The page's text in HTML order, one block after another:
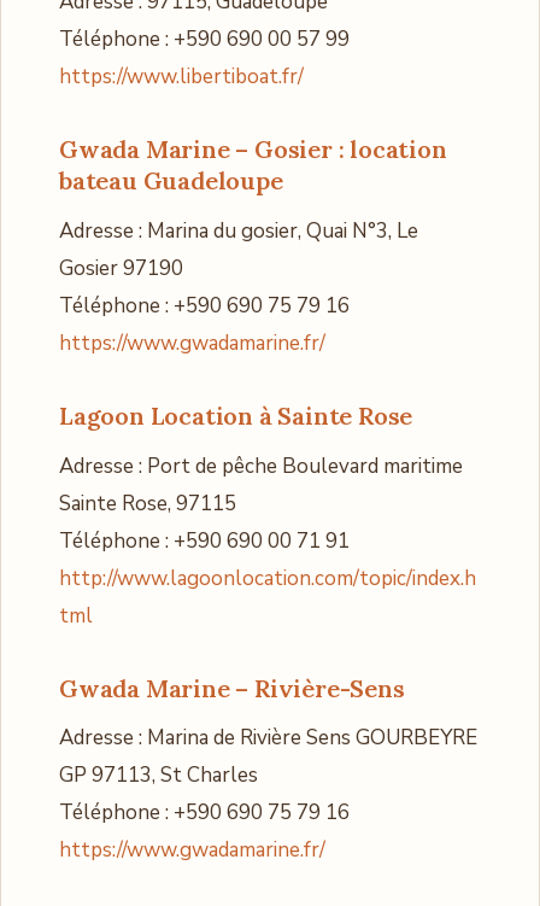
Téléphone : +590 690 00 57 99
https://www.libertiboat.fr/
Gwada Marine – Gosier: location
bateau Guadeloupe
Adresse : Marina du gosier, Quai N°3, Le
Gosier 97190
Téléphone : +590 690 75 79 16
https://www.gwadamarine.fr/
Lagoon Location à Sainte Rose
Adresse : Port de pêche Boulevard maritime
Sainte Rose, 97115
Téléphone : +590 690 00 71 91
http://www.lagoonlocation.com/topic/index.h
tml
Gwada Marine – Rivière-Sens
Adresse : Marina de Rivière Sens GOURBEYRE
GP 97113, St Charles
Téléphone : +590 690 75 79 16
https://www.gwadamarine.fr/